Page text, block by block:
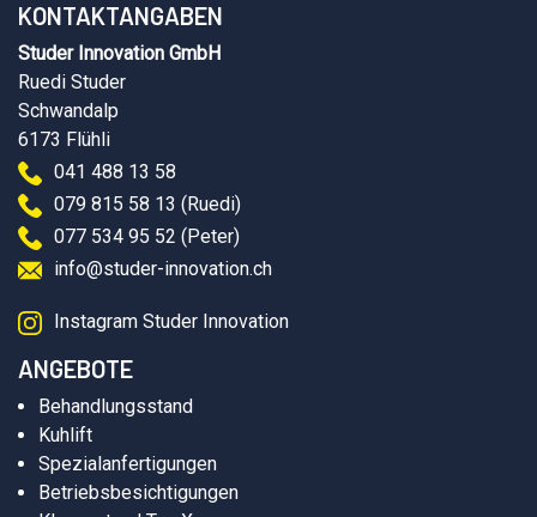
KONTAKTANGABEN
Studer Innovation GmbH
Ruedi Studer
Schwandalp
6173 Flühli
041 488 13 58
079 815 58 13 (Ruedi)
077 534 95 52 (Peter)
info@studer-innovation.ch
Instagram Studer Innovation
ANGEBOTE
Behandlungsstand
Kuhlift
Spezialanfertigungen
Betriebsbesichtigungen